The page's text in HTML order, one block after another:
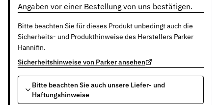
Angaben vor einer Bestellung von uns bestätigen.
Bitte beachten Sie für dieses Produkt unbedingt auch die
Sicherheits- und Produkthinweise des Herstellers Parker
Hannifin.
Sicherheitshinweise von Parker ansehen
Bitte beachten Sie auch unsere Liefer- und
Haftungshinweise